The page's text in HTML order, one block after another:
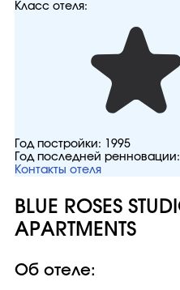
Класс отеля:
Год постройки:
1995
Год последней ренновации:
Контакты отеля
BLUE ROSES
APARTMENTS
Об отеле: